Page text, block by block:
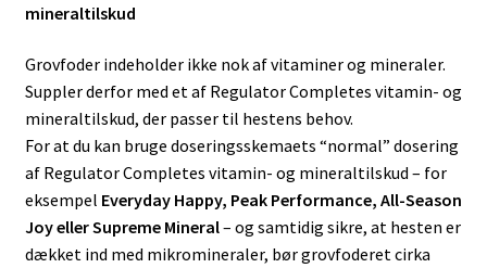
mineraltilskud
Grovfoder indeholder ikke nok af vitaminer og mineraler.
Suppler derfor med et af Regulator Completes vitamin- og
mineraltilskud, der passer til hestens behov.
For at du kan bruge doseringsskemaets “normal” dosering
af Regulator Completes vitamin- og mineraltilskud – for
eksempel Everyday Happy, Peak Performance, All-Season
Joy eller Supreme Mineral– og samtidig sikre, at hesten er
dækket ind med mikromineraler, bør grovfoderet cirka